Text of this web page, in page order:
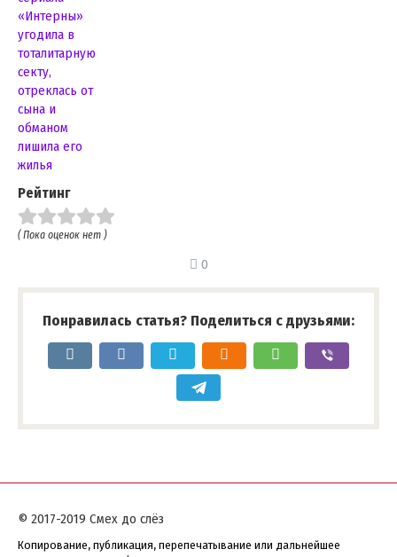
«Интерны»
угодила в
тоталитарную
секту,
отреклась от
сына и
обманом
лишила его
жилья
Рейтинг
( Пока оценок нет )
0
Понравилась статья? Поделиться с друзьями:
© 2017-2019 Смех до слёз
Копирование, публикация, перепечатывание или дальнейшее